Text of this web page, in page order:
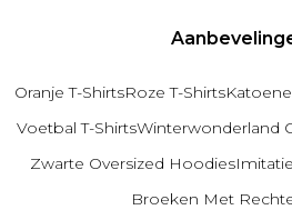
Oranje T-ShirtsRoze T-Shirts
Voetbal T-ShirtsWinterwonderland
Zwarte Oversized Hoodies
Broeken Met